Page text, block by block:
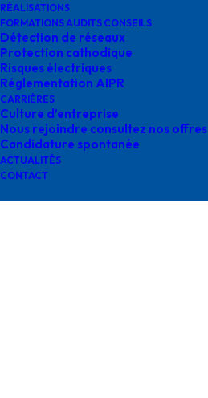
RÉALISATIONS
FORMATIONS AUDITS CONSEILS
Détection de réseaux
Protection cathodique
Risques électriques
Réglementation AIPR
CARRIÈRES
Culture d’entreprise
Nous rejoindre consultez nos offres
Candidature spontanée
ACTUALITÉS
CONTACT
détection survey